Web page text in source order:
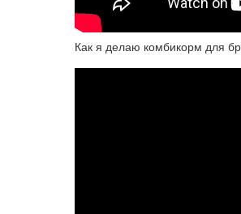
Как я делаю комбикорм для